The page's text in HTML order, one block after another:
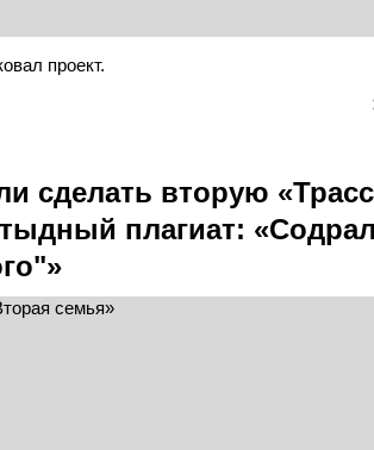
проект.
сделать вторую
плагиат: